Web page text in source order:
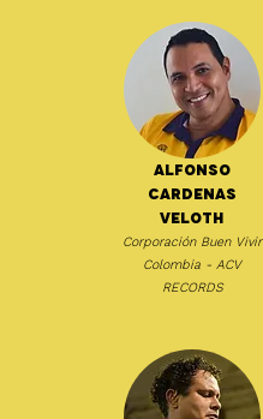
Alfonso
Cardenas
Veloth
Corporación Buen Vivir
Colombia - ACV
RECORDS